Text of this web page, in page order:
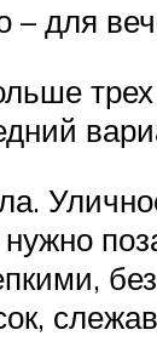
– для
трех